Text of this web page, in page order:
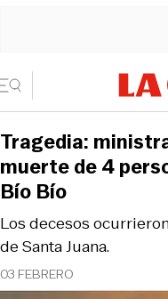
03 FEBRERO
Los decesos
de Santa Juana.
Tragedia:
muerte de 4
Bío Bío